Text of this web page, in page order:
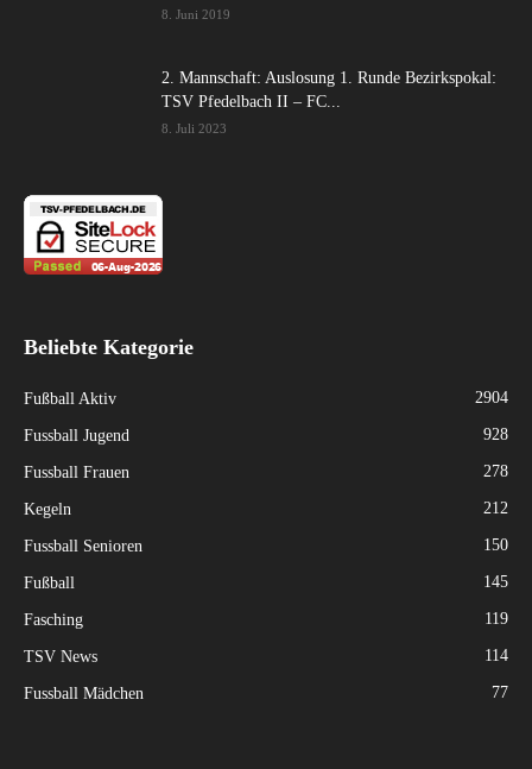
8. Juni 2019
2. Mannschaft: Auslosung 1. Runde Bezirkspokal:
TSV Pfedelbach II – FC...
8. Juli 2023
Beliebte Kategorie
Fußball Aktiv 2904
Fussball Jugend 928
Fussball Frauen 278
Kegeln 212
Fussball Senioren 150
Fußball 145
Fasching 119
TSV News 114
Fussball Mädchen 77